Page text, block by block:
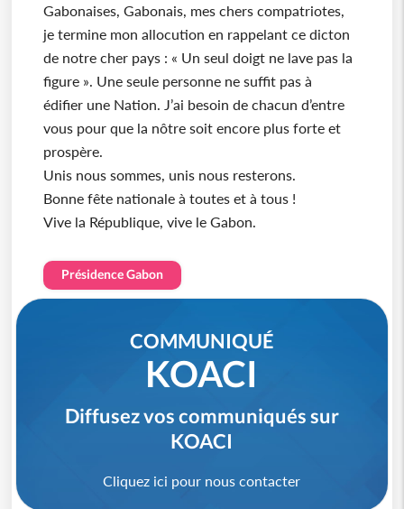
Gabonaises, Gabonais, mes chers compatriotes,
je termine mon allocution en rappelant ce dicton
de notre cher pays : « Un seul doigt ne lave pas la
figure ». Une seule personne ne suffit pas à
édifier une Nation. J’ai besoin de chacun d’entre
vous pour que la nôtre soit encore plus forte et
prospère.
Unis nous sommes, unis nous resterons.
Bonne fête nationale à toutes et à tous !
Vive la République, vive le Gabon.
Présidence Gabon
COMMUNIQUÉ
KOACI
Diffusez vos communiqués sur
KOACI
Cliquez ici pour nous contacter